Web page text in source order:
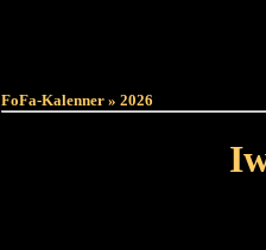
FoFa-Kalenner » 2026